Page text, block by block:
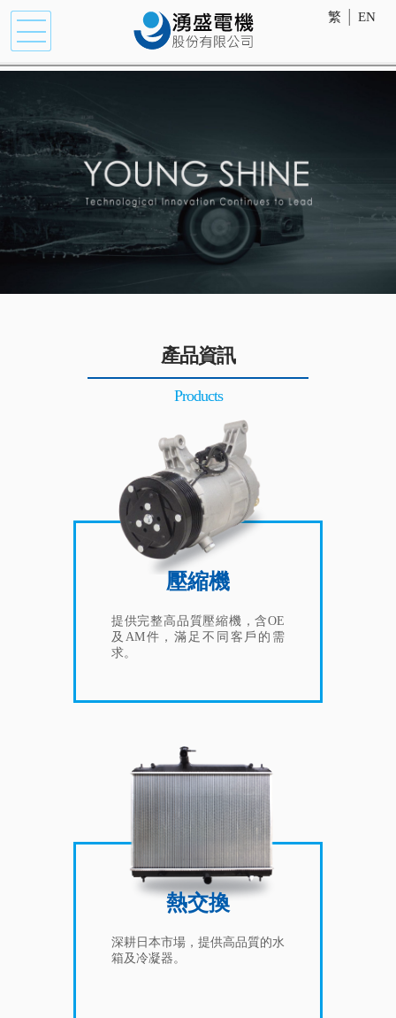
繁 EN
產品資訊
Products
壓縮機
提供完整高品質壓縮機，含OE
及AM件，滿足不同客戶的需
求。
熱交換
深耕日本市場，提供高品質的水
箱及冷凝器。